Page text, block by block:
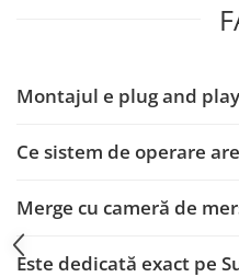
Subaru
Jeep
Montajul e plug and
Ce sistem de operare
Merge cu cameră de
Este dedicată exact pe